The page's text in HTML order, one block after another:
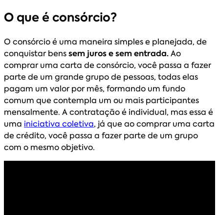
O que é consórcio?
O consórcio é uma maneira simples e planejada, de
conquistar benssem juros e sem entrada.Ao
comprar uma carta de consórcio, você passa a fazer
parte de um grande grupo de pessoas, todas elas
pagam um valor por mês, formando um fundo
comum que contempla um ou mais participantes
mensalmente. A contratação é individual, mas essa é
uma iniciativa coletiva, já que ao comprar uma carta
de crédito, você passa a fazer parte de um grupo
com o mesmo objetivo.